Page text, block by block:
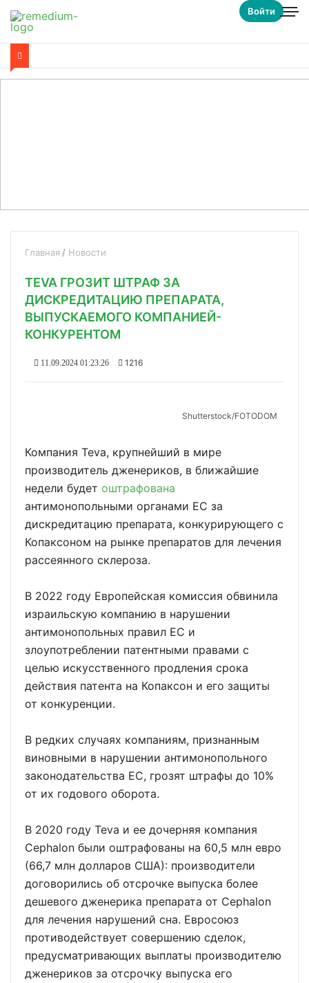
Войти
Главная Новости
TEVA ГРОЗИТ ШТРАФ ЗА
ДИСКРЕДИТАЦИЮ ПРЕПАРАТА,
ВЫПУСКАЕМОГО КОМПАНИЕЙ-
КОНКУРЕНТОМ
11.09.2024 01:23:26 1216
Shutterstoсk/FOTODOM
Компания Teva, крупнейший в мире
производитель дженериков, в ближайшие
недели будет оштрафована
антимонопольными органами ЕС за
дискредитацию препарата, конкурирующего с
Копаксоном на рынке препаратов для лечения
рассеянного склероза.
В 2022 году Европейская комиссия обвинила
израильскую компанию в нарушении
антимонопольных правил ЕС и
злоупотреблении патентными правами с
целью искусственного продления срока
действия патента на Копаксон и его защиты
от конкуренции.
В редких случаях компаниям, признанным
виновными в нарушении антимонопольного
законодательства ЕС, грозят штрафы до 10%
от их годового оборота.
В 2020 году Teva и ее дочерняя компания
Cephalon были оштрафованы на 60,5 млн евро
(66,7 млн долларов США): производители
договорились об отсрочке выпуска более
дешевого дженерика препарата от Cephalon
для лечения нарушений сна. Евросоюз
противодействует совершению сделок,
предусматривающих выплаты производителю
дженериков за отсрочку выпуска его